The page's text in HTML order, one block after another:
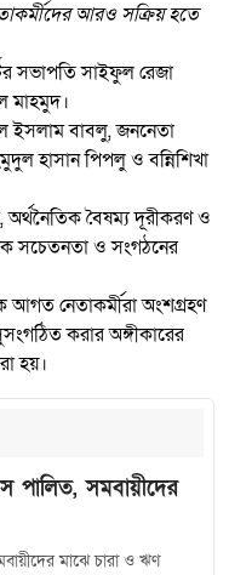
আরও সক্রিয় হতে
সভাপতি সাইফুল রেজা
মাহমুদ।
ইসলাম বাবলু, জননেতা
হাসান পিপলু ও বন্নিশিখা
অর্থনৈতিক বৈষম্য দূরীকরণ ও
সচেতনতা ও সংগঠনের
আগত নেতাকর্মীরা অংশগ্রহণ
করার অঙ্গীকারের
হয়।
পালিত, সমবায়ীদের
মাঝে চারা ও ঋণ